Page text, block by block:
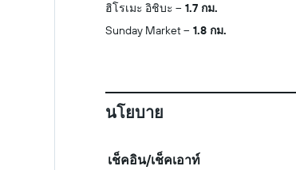
ฮิโรเมะ อิชิบะ
1.7 กม.
Sunday Market
1.8 กม.
นโยบาย
เช็คอิน/เช็คเอาท์